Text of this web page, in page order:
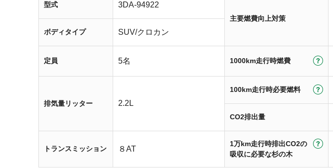
型式 3DA-94922
主要燃費向上対策
ボディタイプ SUV/クロカン
定員 5名 1000km走行時燃費
排気量リッター 2.2L
100km走行時必要燃料
CO2排出量
トランスミッション ８AT
1万km走行時排出CO2の
吸収に必要な杉の木